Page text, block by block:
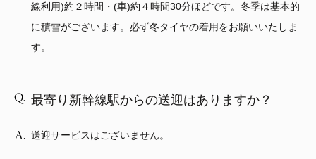
線利用)約２時間・(車)約４時間30分ほどです。冬季は基本的
に積雪がございます。必ず冬タイヤの着用をお願いいたしま
す。
最寄り新幹線駅からの送迎はありますか？
送迎サービスはございません。